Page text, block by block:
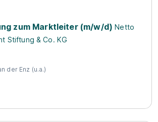
zum Marktleiter (m/w/d) Netto
Stiftung & Co. KG
der Enz (u.a.)